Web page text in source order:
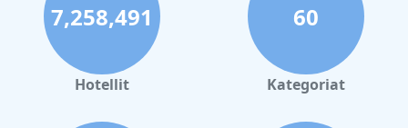
7,258,491
Hotellit
60
Kategoriat